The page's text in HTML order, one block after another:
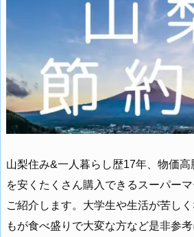
山梨住み&一人暮らし歴17年、物価
を安くたくさん購入できるスーパー
ご紹介します。大学生や生活が苦し
もが食べ盛りで大変な方など是非参